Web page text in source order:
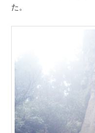
た。